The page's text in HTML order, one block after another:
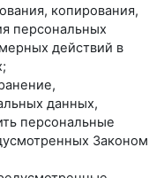
копирования,
персональных
действий в
данных,
персональные
Законом